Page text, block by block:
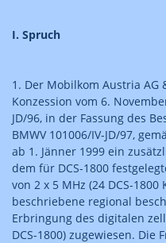
I. Spruch
1. Der Mobilkom Austria AG
Konzession vom 6.
JD/96, in der Fassung des
BMWV 101006/IV-JD/97,
ab 1. Jänner 1999 ein
dem für DCS-1800
von 2 x 5 MHz (24 DCS-
beschriebene regional
Erbringung des digitalen
DCS-1800) zugewiesen.